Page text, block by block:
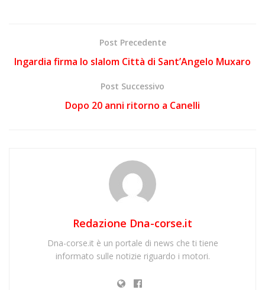
Post Precedente
Ingardia firma lo slalom Città di Sant’Angelo Muxaro
Post Successivo
Dopo 20 anni ritorno a Canelli
Redazione Dna-corse.it
Dna-corse.it è un portale di news che ti tiene
informato sulle notizie riguardo i motori.